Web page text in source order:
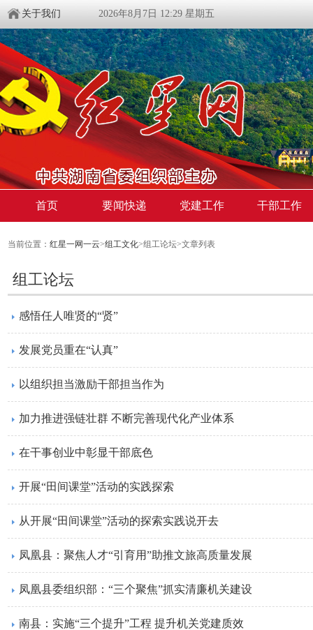
关于我们 2026年8月7日 12:29 星期五
首页 要闻快递 党建工作 干部工作
当前位置： 红星一网一云>组工文化>组工论坛>文章列表
组工论坛
感悟任人唯贤的“贤”
​发展党员重在“认真”
​以组织担当激励干部担当作为
加力推进强链壮群 不断完善现代化产业体系
在干事创业中彰显干部底色
开展“田间课堂”活动的实践探索
从开展“田间课堂”活动的探索实践说开去
凤凰县：聚焦人才“引育用”助推文旅高质量发展
凤凰县委组织部：“三个聚焦”抓实清廉机关建设
南县：实施“三个提升”工程 提升机关党建质效